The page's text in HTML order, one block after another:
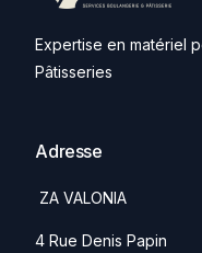
Expertise en matériel
Pâtisseries
Adresse
ZA VALONIA
4 Rue Denis Papin